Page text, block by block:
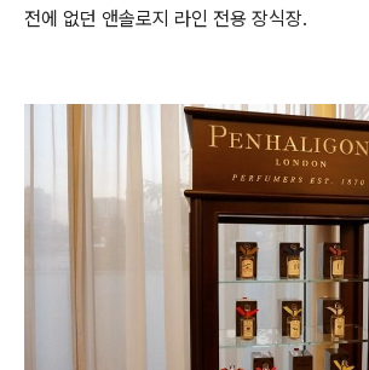
전에 없던 앤솔로지 라인 전용 장식장.